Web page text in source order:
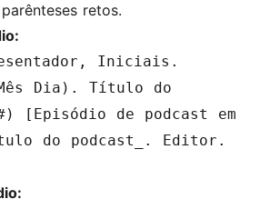
retos.
Iniciais.
Dia). Título do
[Episódio de podcast em
do podcast_. Editor.